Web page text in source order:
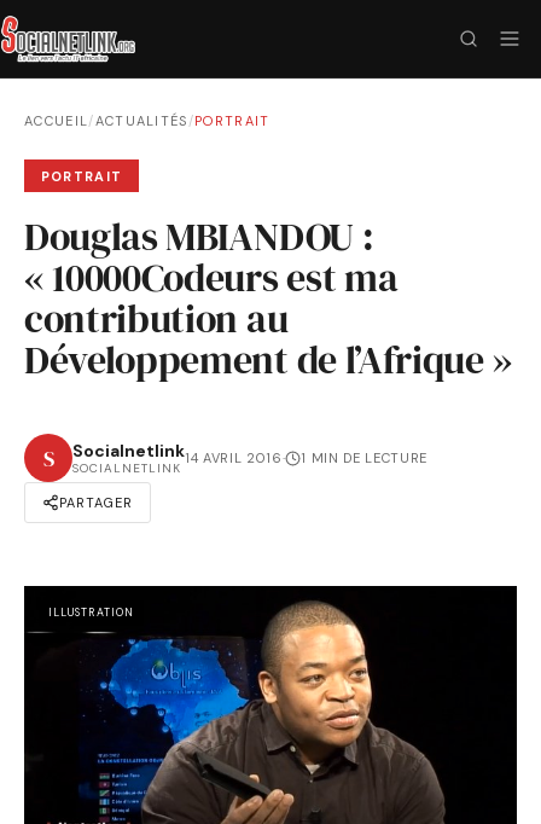
ACCUEIL/ACTUALITÉS /PORTRAIT
PORTRAIT
Douglas MBIANDOU :
« 10000Codeurs est ma
contribution au
Développement de l’Afrique »
S Socialnetlink
SOCIALNETLINK
14 AVRIL 2016· 1 MIN DE LECTURE
PARTAGER
ILLUSTRATION